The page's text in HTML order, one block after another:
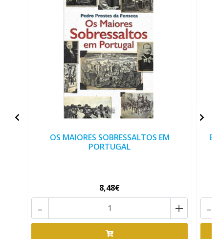
OS MAIORES SOBRESSALTOS EM
PORTUGAL
8,48€
+
- -